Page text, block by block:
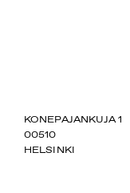
SUOMIAREENA
KONEPAJANKUJA 1
00510
HELSINKI